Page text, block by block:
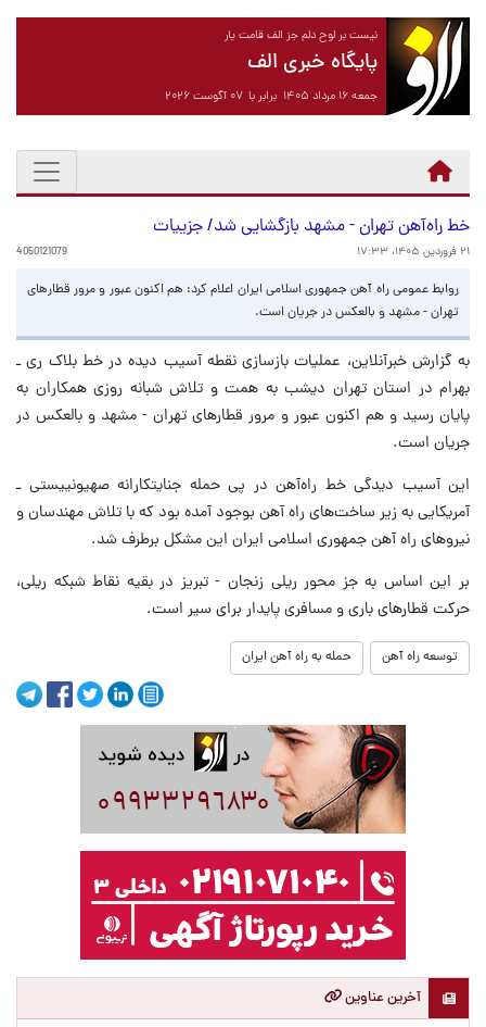
نیست بر لوح دلم جز الف قامت یار
پایگاه خبری الف
جمعه ۱۶ مرداد ۱۴۰۵ برابر با ۰۷ آگوست ۲۰۲۶
خط راه‌آهن تهران - مشهد بازگشایی شد/ جزییات
۲۱ فروردین ۱۴۰۵، ۱۷:۳۳ 4050121079
روابط عمومی راه آهن جمهوری اسلامی ایران اعلام کرد: هم اکنون عبور و مرور قطارهای
تهران - مشهد و بالعکس در جریان است.
به گزارش خبرآنلاین، عملیات بازسازی نقطه آسیب دیده در خط بلاک ری ـ
بهرام در استان تهران دیشب به همت و تلاش شبانه روزی همکاران به
پایان رسید و هم اکنون عبور و مرور قطارهای تهران - مشهد و بالعکس در
جریان است.
این آسیب دیدگی خط راه‌آهن در پی حمله جنایتکارانه صهیونییستی ـ
آمریکایی به زیر ساخت‌های راه آهن بوجود آمده بود که با تلاش مهندسان و
نیروهای راه آهن جمهوری اسلامی ایران این مشکل برطرف شد.
بر این اساس به جز محور ریلی زنجان - تبریز در بقیه نقاط شبکه ریلی،
حرکت قطارهای باری و مسافری پایدار برای سیر است.
توسعه راه آهن حمله به راه آهن ایران
آخرین عناوین